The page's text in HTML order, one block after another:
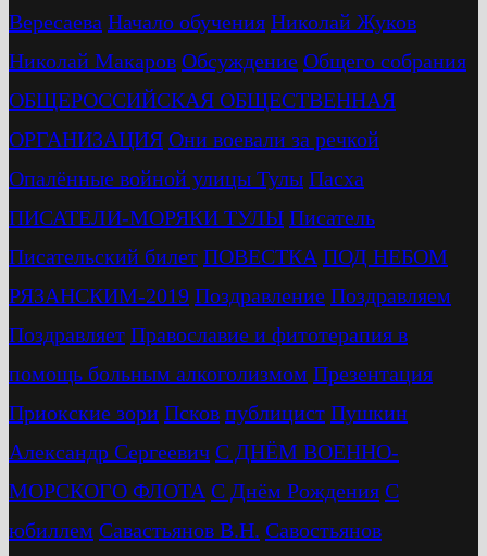
Вересаева Начало обучения Николай Жуков
Николай Макаров Обсуждение Общего собрания
ОБЩЕРОССИЙСКАЯ ОБЩЕСТВЕННАЯ
ОРГАНИЗАЦИЯ Они воевали за речкой
Опалённые войной улицы Тулы Пасха
ПИСАТЕЛИ-МОРЯКИ ТУЛЫ Писатель
Писательский билет ПОВЕСТКА ПОД НЕБОМ
РЯЗАНСКИМ-2019 Поздравление Поздравляем
Поздравляет Православие и фитотерапия в
помощь больным алкоголизмом Презентация
Приокские зори Псков публицист Пушкин
Александр Сергеевич С ДНЁМ ВОЕННО-
МОРСКОГО ФЛОТА С Днём Рождения С
юбиллем Савастьянов В.Н. Савостьянов